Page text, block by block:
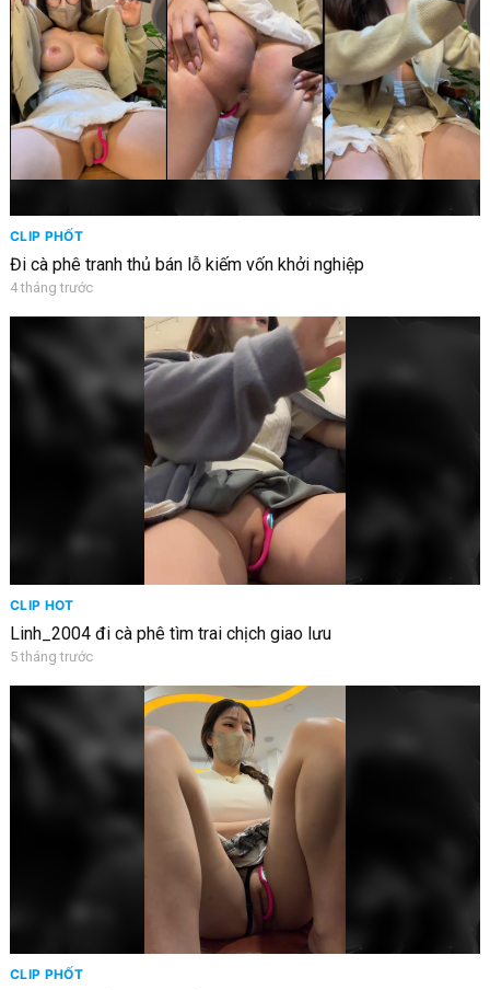
CLIP PHỐT
Đi cà phê tranh thủ bán lỗ kiếm vốn khởi nghiệp
4 tháng trước
CLIP HOT
Linh_2004 đi cà phê tìm trai chịch giao lưu
5 tháng trước
CLIP PHỐT